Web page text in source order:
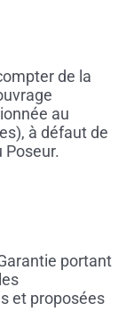
de la
au
à défaut de
Poseur.
portant
et proposées